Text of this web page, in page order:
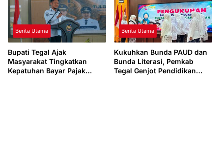
Berita Utama
Bupati Tegal Ajak
Masyarakat Tingkatkan
Kepatuhan Bayar Pajak
Berita Utama
Kukuhkan Bunda PAUD dan
Bunda Literasi, Pemkab
Tegal Genjot Pendidikan